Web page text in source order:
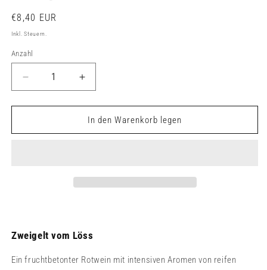
Normaler
Preis
€8,40 EUR
Inkl. Steuern.
Anzahl
Verringere
die
Menge
Zweigelt
Erhöhe
die
Menge
für
Zweigelt
In den Warenkorb legen
Zweigelt vom Löss
Ein fruchtbetonter Rotwein mit intensiven Aromen von reifen